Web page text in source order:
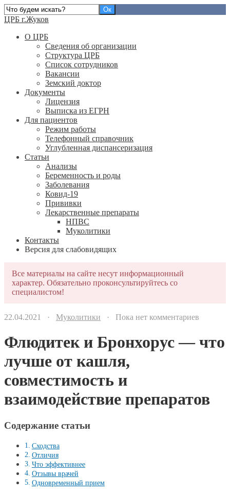
ЦРБ г.Жуков
О ЦРБ
Сведения об организации
Структура ЦРБ
Список сотрудников
Вакансии
Земский доктор
Документы
Лицензия
Выписка из ЕГРН
Для пациентов
Режим работы
Телефонный справочник
Углубленная диспансеризация
Статьи
Анализы
Беременность и роды
Заболевания
Ковид-19
Прививки
Лекарственные препараты
НПВС
Муколитики
Контакты
Версия для слабовидящих
Все материалы на сайте несут информационный
характер. Обязательно проконсультируйтесь со
специалистом!
22.04.2021 · Муколитики · Пока нет комментариев
Флюдитек и Бронхорус — что
лучше от кашля,
совместимость и
взаимодействие препаратов
Содержание статьи
Сходства
Отличия
Что эффективнее
Отзывы врачей
Одновременный прием